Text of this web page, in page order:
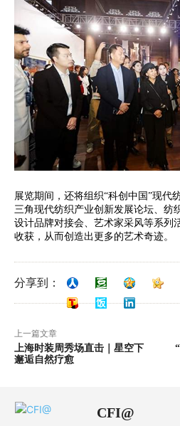
展览期间，还将组织“科创中国”现代
三角现代纺织产业创新发展论坛、纺
设计品牌对接会、艺术家采风等系列
收获，从而创造出更多的艺术奇迹。
分享到：
上一篇文章
上海时装周秀场直击｜星空下
邂逅自然疗愈
CFI@